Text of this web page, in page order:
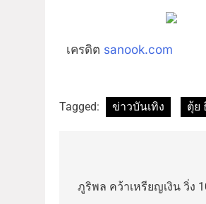
เครดิต sanook.com
Tagged: ข่าวบันเทิง ตุ้ย
ภูริพล คว้าเหรียญเงิน วิ่ง